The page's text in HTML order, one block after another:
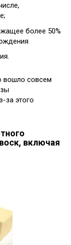
более 50%
вошло совсем
за этого
включая